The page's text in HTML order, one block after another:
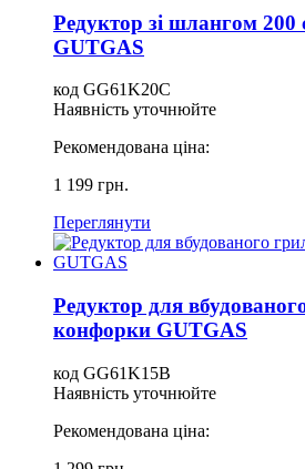
Редуктор зі шлангом 200
GUTGAS
код GG61K20C
Наявність уточнюйте
Рекомендована ціна:
1 199 грн.
Переглянути
Редуктор для
конфорки GUTGAS
код GG61K15B
Наявність уточнюйте
Рекомендована ціна: